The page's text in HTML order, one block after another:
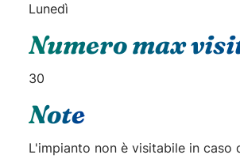
Lunedì
Numero max
30
Note
L'impianto non è visitabile in caso